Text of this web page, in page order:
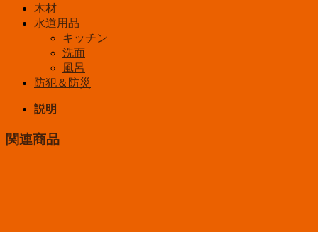
木材
水道用品
キッチン
洗面
風呂
防犯＆防災
説明
関連商品